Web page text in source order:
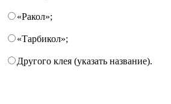
«Ракол»;
«Тарбикол»;
Другого клея (указать название).